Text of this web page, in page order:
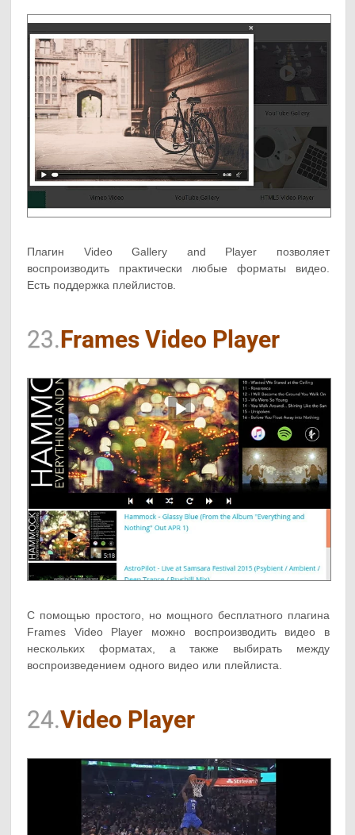
Плагин Video Gallery and Player позволяет
воспроизводить практически любые форматы видео.
Есть поддержка плейлистов.
23.Frames Video Player
С помощью простого, но мощного бесплатного плагина
Frames Video Player можно воспроизводить видео в
нескольких форматах, а также выбирать между
воспроизведением одного видео или плейлиста.
24.Video Player